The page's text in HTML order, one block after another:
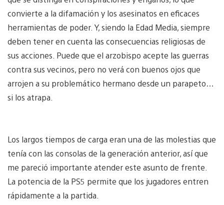
convierte a la difamación y los asesinatos en eficaces
herramientas de poder. Y, siendo la Edad Media, siempre
deben tener en cuenta las consecuencias religiosas de
sus acciones. Puede que el arzobispo acepte las guerras
contra sus vecinos, pero no verá con buenos ojos que
arrojen a su problemático hermano desde un parapeto…
si los atrapa.
Los largos tiempos de carga eran una de las molestias que
tenía con las consolas de la generación anterior, así que
me pareció importante atender este asunto de frente.
La potencia de la PS5 permite que los jugadores entren
rápidamente a la partida.